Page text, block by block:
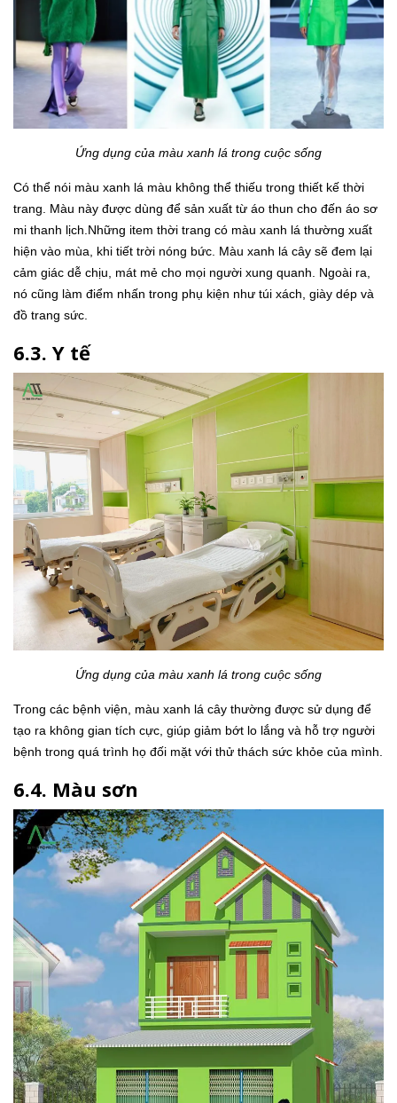
Ứng dụng của màu xanh lá trong cuộc sống
Có thể nói màu xanh lá màu không thể thiếu trong thiết kế thời
trang. Màu này được dùng để sản xuất từ áo thun cho đến áo sơ
mi thanh lịch.Những item thời trang có màu xanh lá thường xuất
hiện vào mùa, khi tiết trời nóng bức. Màu xanh lá cây sẽ đem lại
cảm giác dễ chịu, mát mẻ cho mọi người xung quanh. Ngoài ra,
nó cũng làm điểm nhấn trong phụ kiện như túi xách, giày dép và
đồ trang sức.
6.3. Y tế
Ứng dụng của màu xanh lá trong cuộc sống
Trong các bệnh viện, màu xanh lá cây thường được sử dụng để
tạo ra không gian tích cực, giúp giảm bớt lo lắng và hỗ trợ người
bệnh trong quá trình họ đối mặt với thử thách sức khỏe của mình.
6.4. Màu sơn